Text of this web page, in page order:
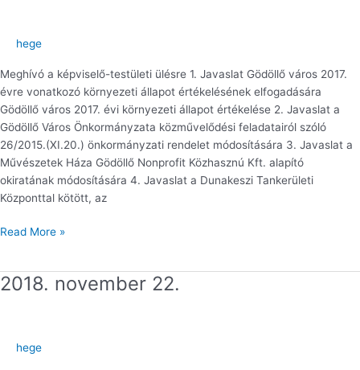
hege
Meghívó a képviselő-testületi ülésre 1. Javaslat Gödöllő város 2017.
évre vonatkozó környezeti állapot értékelésének elfogadására
Gödöllő város 2017. évi környezeti állapot értékelése 2. Javaslat a
Gödöllő Város Önkormányzata közművelődési feladatairól szóló
26/2015.(XI.20.) önkormányzati rendelet módosítására 3. Javaslat a
Művészetek Háza Gödöllő Nonprofit Közhasznú Kft. alapító
okiratának módosítására 4. Javaslat a Dunakeszi Tankerületi
Központtal kötött, az
Read More »
2018. november 22.
hege
2018.